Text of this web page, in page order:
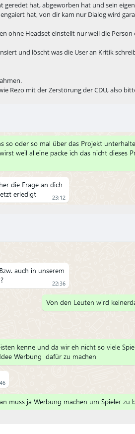
hat, abgeworben hat und sein
hat, von dir kam nur Dialog wird
ohne Headset einstellt nur weil die
und löscht was die User an Kritik
Rezo mit der Zerstörung der CDU, also